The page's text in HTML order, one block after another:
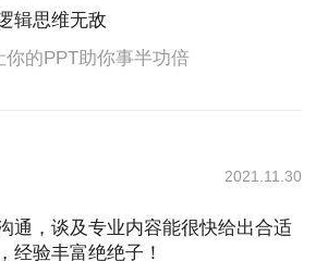
已经足够专业，不需要我的指点，
起设定适合你的训练方法。
百度：小荻老师。
乎、小红书同名。
辑思维无敌
你的PPT助你事半功倍
2021.11.30
通，谈及专业内容能很快给出合适
经验丰富绝绝子！